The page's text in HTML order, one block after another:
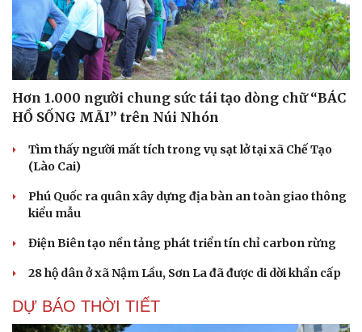
Hơn 1.000 người chung sức tái tạo dòng chữ “BÁC
HỒ SỐNG MÃI” trên Núi Nhón
Tìm thấy người mất tích trong vụ sạt lở tại xã Chế Tạo
(Lào Cai)
Phú Quốc ra quân xây dựng địa bàn an toàn giao thông
kiểu mẫu
Điện Biên tạo nền tảng phát triển tín chỉ carbon rừng
28 hộ dân ở xã Nậm Lầu, Sơn La đã được di dời khẩn cấp
DỰ BÁO THỜI TIẾT